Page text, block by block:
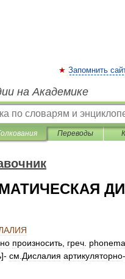
Запомнить
на Академике
Переводы
произносить греч phonema
]- см Дислалия артикуляторно-